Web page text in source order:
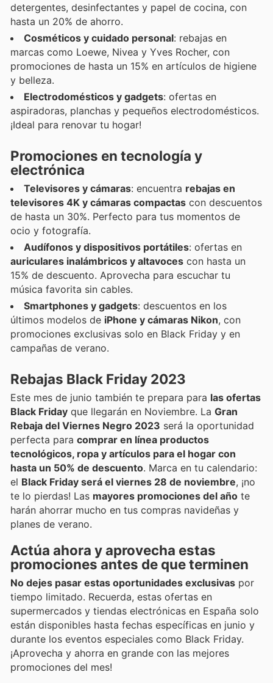
detergentes, desinfectantes y papel de cocina, con
hasta un 20% de ahorro.
Cosméticos y cuidado personal: rebajas en
marcas como Loewe, Nivea y Yves Rocher, con
promociones de hasta un 15% en artículos de higiene
y belleza.
Electrodomésticos y gadgets: ofertas en
aspiradoras, planchas y pequeños electrodomésticos.
¡Ideal para renovar tu hogar!
Promociones en tecnología y
electrónica
Televisores y cámaras: encuentra rebajas en
televisores 4K y cámaras compactas con descuentos
de hasta un 30%. Perfecto para tus momentos de
ocio y fotografía.
Audífonos y dispositivos portátiles: ofertas en
auriculares inalámbricos y altavoces con hasta un
15% de descuento. Aprovecha para escuchar tu
música favorita sin cables.
Smartphones y gadgets: descuentos en los
últimos modelos de iPhone y cámaras Nikon, con
promociones exclusivas solo en Black Friday y en
campañas de verano.
Rebajas Black Friday 2023
Este mes de junio también te prepara para las ofertas
Black Friday que llegarán en Noviembre. La Gran
Rebaja del Viernes Negro 2023 será la oportunidad
perfecta para comprar en línea productos
tecnológicos, ropa y artículos para el hogar con
hasta un 50% de descuento. Marca en tu calendario:
el Black Friday será el viernes 28 de noviembre, ¡no
te lo pierdas! Las mayores promociones del año te
harán ahorrar mucho en tus compras navideñas y
planes de verano.
Actúa ahora y aprovecha estas
promociones antes de que terminen
No dejes pasar estas oportunidades exclusivas por
tiempo limitado. Recuerda, estas ofertas en
supermercados y tiendas electrónicas en España solo
están disponibles hasta fechas específicas en junio y
durante los eventos especiales como Black Friday.
¡Aprovecha y ahorra en grande con las mejores
promociones del mes!